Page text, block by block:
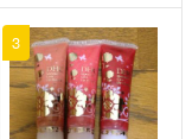
3